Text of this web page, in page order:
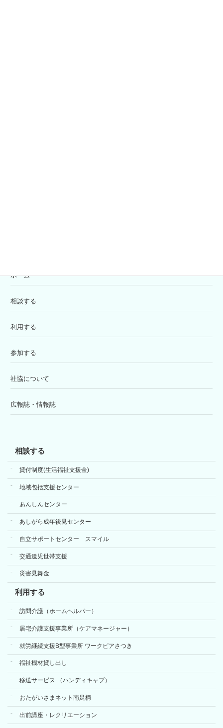
ホーム
相談する
利用する
参加する
社協について
広報誌・情報誌
相談する
貸付制度(生活福祉支援金)
地域包括支援センター
あんしんセンター
あしがら成年後見センター
自立サポートセンター スマイル
交通遺児世帯支援
災害見舞金
利用する
訪問介護（ホームヘルパー）
居宅介護支援事業所（ケアマネージャー）
就労継続支援B型事業所 ワークピアさつき
福祉機材貸し出し
移送サービス （ハンディキャブ）
おたがいさまネット南足柄
出前講座・レクリエーション